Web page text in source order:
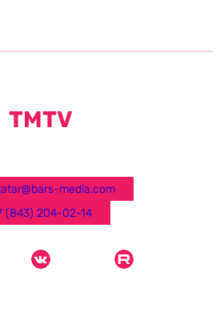
TMTV
media.com
(843) 204-02-14